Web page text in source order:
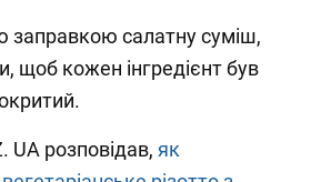
заправкою салатну суміш,
щоб кожен інгредієнт був
UA розповідав, як